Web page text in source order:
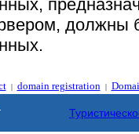
должны
| domain registration |